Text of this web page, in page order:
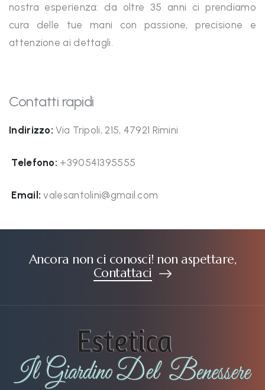
nostra esperienza: da oltre 35 anni ci prendiamo
cura delle tue mani con passione, precisione e
attenzione ai dettagli.
Contatti rapidi
Indirizzo: Via Tripoli, 215, 47921 Rimini
Telefono: +390541395555
Email: valesantolini@gmail.com
Ancora non ci conosci! non aspettare,
Contattaci